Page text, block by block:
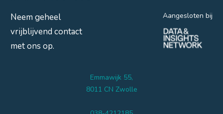
Neem geheel
vrijblijvend contact
met ons op.
Aangesloten bij
Emmawijk 55,
8011 CN Zwolle